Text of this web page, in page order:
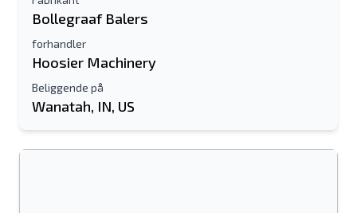
Bollegraaf Balers
forhandler
Hoosier Machinery
Beliggende på
Wanatah, IN, US